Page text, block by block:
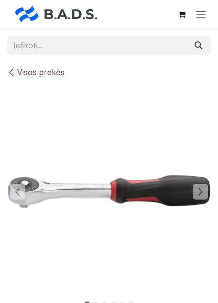
Skip to Content
Visos prekės